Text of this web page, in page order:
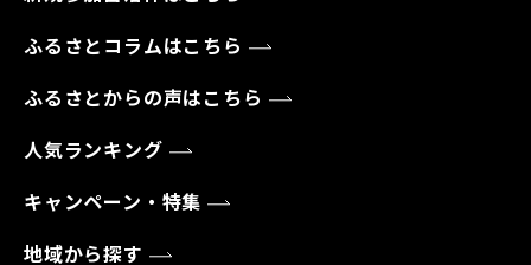
ふるさとコラムはこちら
ふるさとからの声はこちら
人気ランキング
キャンペーン・特集
地域から探す